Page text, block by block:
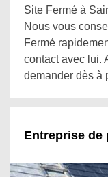
Site Fermé à
Nous vous
Fermé
contact avec lui.
demander dès à
Entreprise de